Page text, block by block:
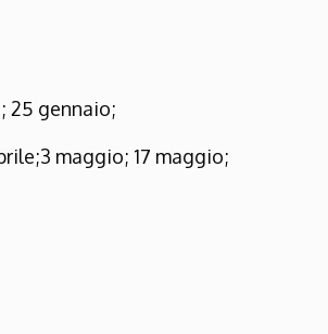
25 gennaio;
maggio; 17 maggio;